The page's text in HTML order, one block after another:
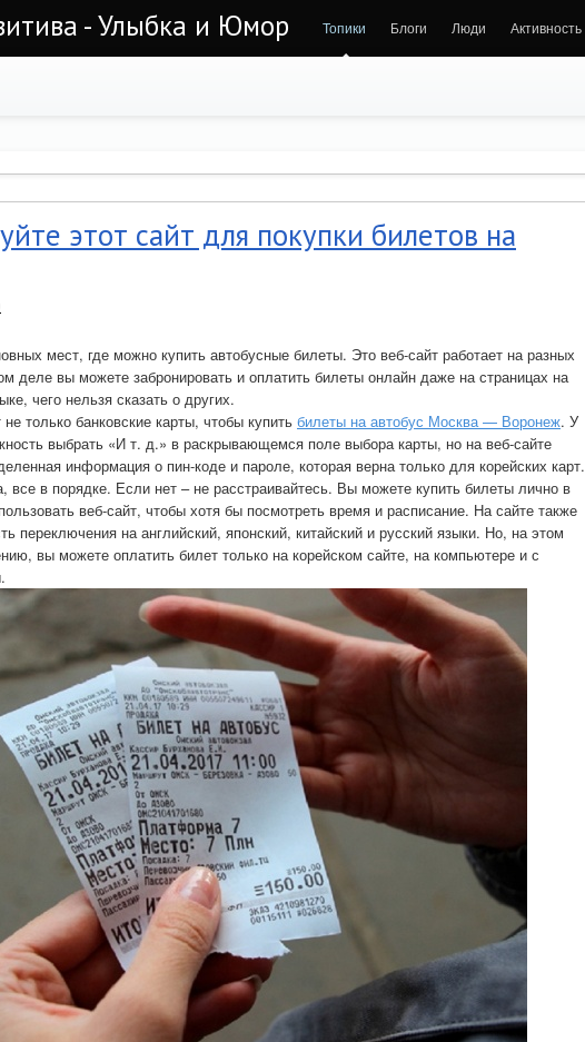
- Улыбка и Юмор Топики Блоги Люди Активность
этот сайт для покупки билетов на
мест, где можно купить автобусные билеты. Это веб-сайт работает на разных
деле вы можете забронировать и оплатить билеты онлайн даже на страницах на
чего нельзя сказать о других.
только банковские карты, чтобы купить билеты на автобус Москва — Воронеж. У
выбрать «И т. д.» в раскрывающемся поле выбора карты, но на веб-сайте
информация о пин-коде и пароле, которая верна только для корейских карт.
все в порядке. Если нет – не расстраивайтесь. Вы можете купить билеты лично в
веб-сайт, чтобы хотя бы посмотреть время и расписание. На сайте также
переключения на английский, японский, китайский и русский языки. Но, на этом
вы можете оплатить билет только на корейском сайте, на компьютере и с